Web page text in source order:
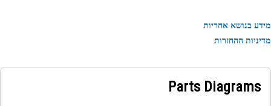
בנושא אחריות
ההחזרות
Parts Diagrams